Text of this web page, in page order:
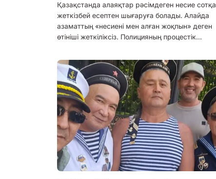
Қазақстанда алаяқтар рәсімдеген несие сотқа
жеткізбей есептен шығаруға болады. Алайда
азаматтың «несиені мен алған жоқпын» деген
өтініші жеткіліксіз. Полицияның процестік…